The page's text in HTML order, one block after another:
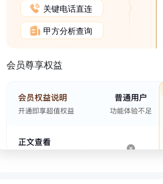
关键电话直连
甲方分析查询
会员尊享权益